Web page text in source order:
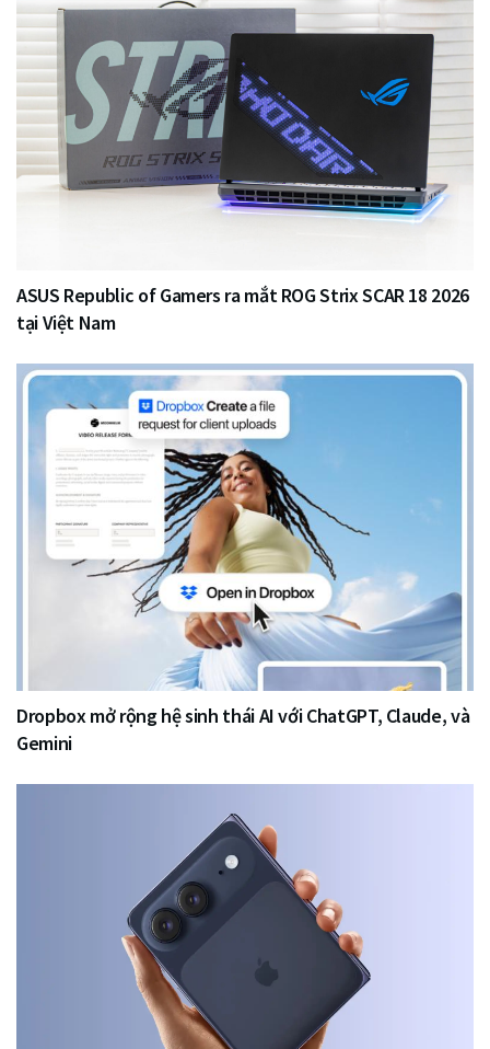
ASUS Republic of Gamers ra mắt ROG Strix SCAR 18 2026
tại Việt Nam
Dropbox mở rộng hệ sinh thái AI với ChatGPT, Claude, và
Gemini